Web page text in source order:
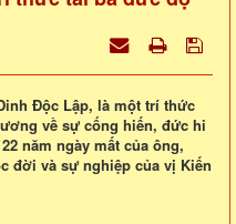
Độc Lập, là một trí thức
về sự cống hiến, đức hi
năm ngày mất của ông,
đời và sự nghiệp của vị Kiến